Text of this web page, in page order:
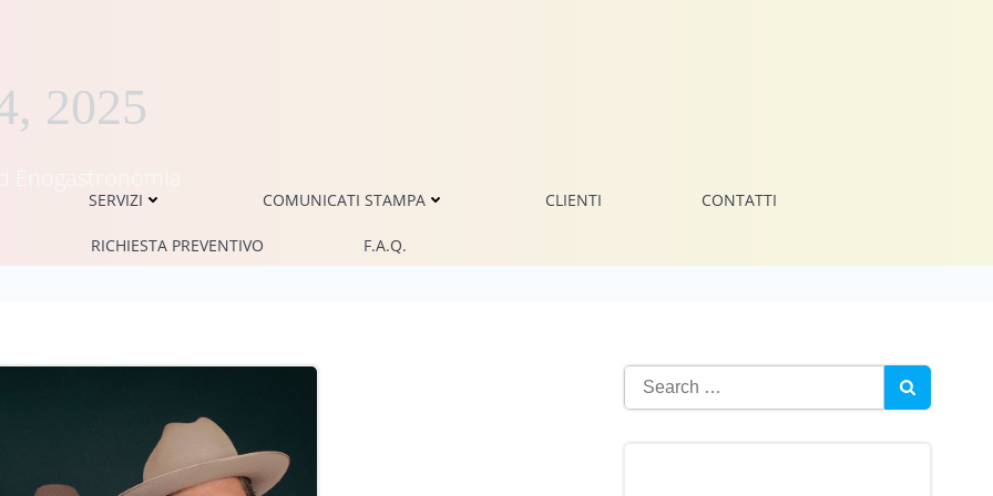
SERVIZI COMUNICATI STAMPA CLIENTI CONTATTI
RICHIESTA PREVENTIVO F.A.Q.
2025
Search
for: